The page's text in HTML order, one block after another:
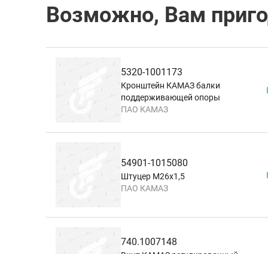
Возможно, Вам
5320-1001173
Кронштейн КАМАЗ балки
поддерживающей опоры
ПАО КАМАЗ
54901-1015080
Штуцер М26х1,5
ПАО КАМАЗ
740.1007148